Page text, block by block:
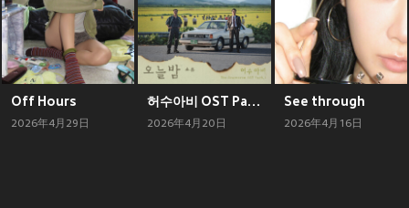
Off Hours
2026年4月29日
허수아비 OST Part.1 (The Scarecrow OST Part.1)
2026年4月20日
See through
2026年4月16日